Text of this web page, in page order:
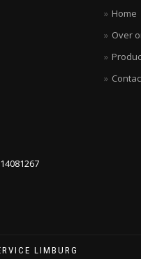
Home
Over
LIMBURG